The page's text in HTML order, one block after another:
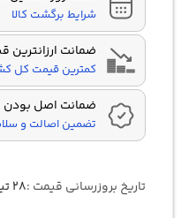
شرایط برگشت کالا
ضمانت ارزانترین
کمترین قیمت کل
ضمانت اصل بودن
تضمین اصالت و
تاریخ بروزرسانی قیمت :۲۸ تیر ۱۴۰۵